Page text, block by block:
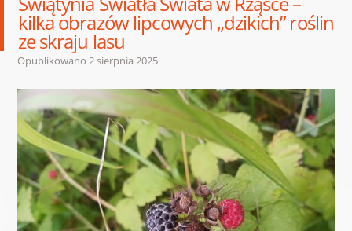
kilka obrazów lipcowych „dzikich” roślin
ze skraju lasu
Opublikowano 2 sierpnia 2025